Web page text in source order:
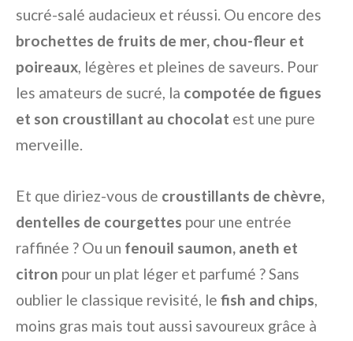
sucré-salé audacieux et réussi. Ou encore des
brochettes de fruits de mer, chou-fleur et
poireaux , légères et pleines de saveurs. Pour
les amateurs de sucré, la compotée de figues
et son croustillant au chocolat est une pure
merveille.
Et que diriez-vous de croustillants de chèvre,
dentelles de courgettes pour une entrée
raffinée ? Ou un fenouil saumon, aneth et
citron pour un plat léger et parfumé ? Sans
oublier le classique revisité, le fish and chips
moins gras mais tout aussi savoureux grâce à